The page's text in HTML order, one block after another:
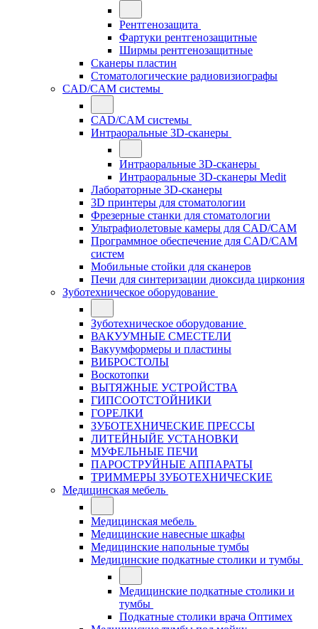
Рентгенозащита
Фартуки рентгенозащитные
Ширмы рентгенозащитные
Сканеры пластин
Стоматологические радиовизиографы
CAD/CAM системы
CAD/CAM системы
Интраоральные 3D-сканеры
Интраоральные 3D-сканеры
Интраоральные 3D-сканеры Medit
Лабораторные 3D-сканеры
3D принтеры для стоматологии
Фрезерные станки для стоматологии
Ультрафиолетовые камеры для CAD/CAM
Программное обеспечение для CAD/CAM
систем
Мобильные стойки для сканеров
Печи для синтеризации диоксида циркония
Зуботехническое оборудование
Зуботехническое оборудование
ВАКУУМНЫЕ СМЕСТЕЛИ
Вакуумформеры и пластины
ВИБРОСТОЛЫ
Воскотопки
ВЫТЯЖНЫЕ УСТРОЙСТВА
ГИПСООТСТОЙНИКИ
ГОРЕЛКИ
ЗУБОТЕХНИЧЕСКИЕ ПРЕССЫ
ЛИТЕЙНЫЙЕ УСТАНОВКИ
МУФЕЛЬНЫЕ ПЕЧИ
ПАРОСТРУЙНЫЕ АППАРАТЫ
ТРИММЕРЫ ЗУБОТЕХНИЧЕСКИЕ
Медицинская мебель
Медицинская мебель
Медицинские навесные шкафы
Медицинские напольные тумбы
Медицинские подкатные столики и тумбы
Медицинские подкатные столики и
тумбы
Подкатные столики врача Оптимех